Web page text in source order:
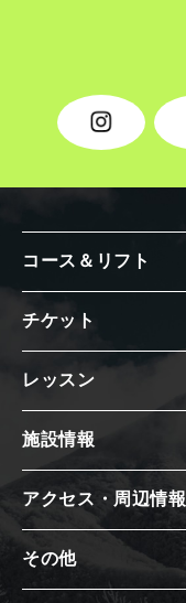
コース＆リフト
チケット
レッスン
施設情報
アクセス・周辺情報
その他